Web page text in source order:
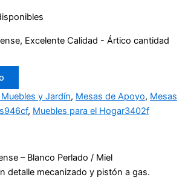
Excelente Calidad - Ártico cantidad
y Jardín, Mesas de Apoyo, Mesas
, Muebles para el Hogar3402f
– Blanco Perlado / Miel
detalle mecanizado y pistón a gas.